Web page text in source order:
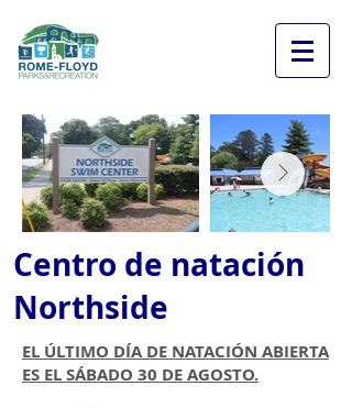
Centro de natación
Northside
EL ÚLTIMO DÍA DE NATACIÓN ABIERTA
ES EL SÁBADO 30 DE AGOSTO.